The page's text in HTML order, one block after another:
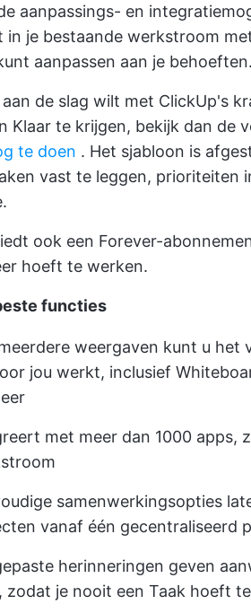
aanpassings- en
in je bestaande werkstroom
aanpassen aan je behoeften.
aan de slag wilt met ClickUp's
Klaar te krijgen, bekijk dan de
te doen . Het sjabloon is
vast te leggen, prioriteiten
ook een Forever-
hoeft te werken.
functies
weergaven kunt u het
jou werkt, inclusief
met meer dan 1000 apps,
samenwerkingsopties
vanaf één gecentraliseerd
herinneringen geven
zodat je nooit een Taak hoeft